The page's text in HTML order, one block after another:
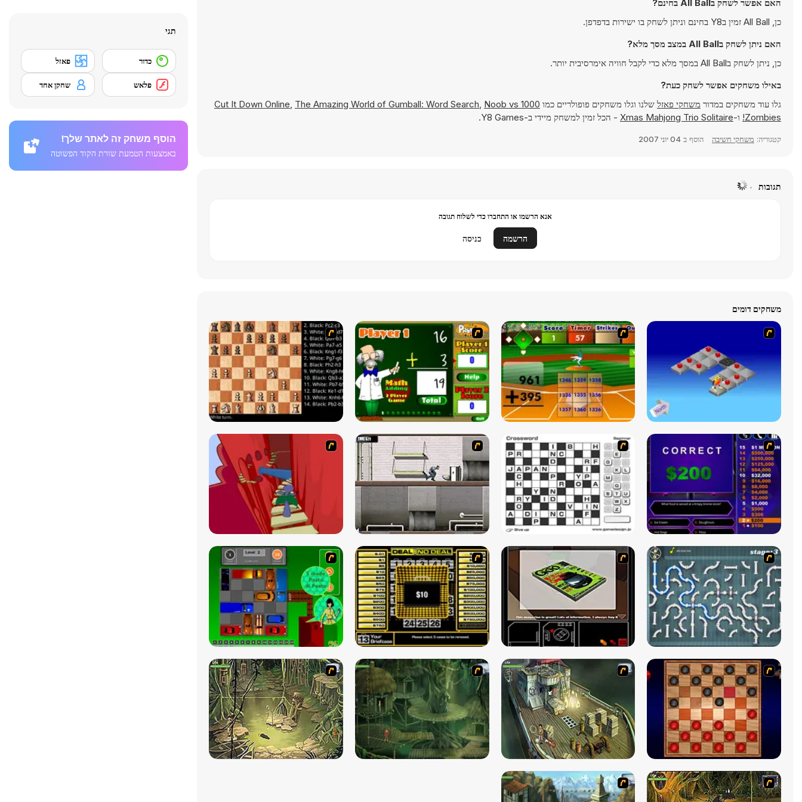
האם אפשר לשחק בAll Ball בחינם?
כן, All Ball זמין בY8 בחינם וניתן לשחק בו ישירות בדפדפן.
האם ניתן לשחק בAll Ball במצב מסך מלא?
כן, ניתן לשחק בAll Ball במסך מלא כדי לקבל חוויה אימרסיבית יותר.
באילו משחקים אפשר לשחק כעת?
גלו עוד משחקים במדור משחקי פאזל שלנו וגלו משחקים פופולריים כמו Cut It Down Online, The Amazing World of Gumball: Word Search, Noob vs 1000
Zombies! ו-Xmas Mahjong Trio Solitaire - הכל זמין למשחק מיידי ב-Y8 Games.
קטגוריה: משחקי חשיבה הוסף ב 04 יוני 2007
תגובות
אנא הרשמו או התחברו כדי לשלוח תגובה
הרשמה כניסה
משחקים דומים
תגי
כדור פאזל
פלאש שחקן אחד
הוסף משחק זה לאתר שלך!
באמצעות הטמעת שורת הקוד הפשוטה